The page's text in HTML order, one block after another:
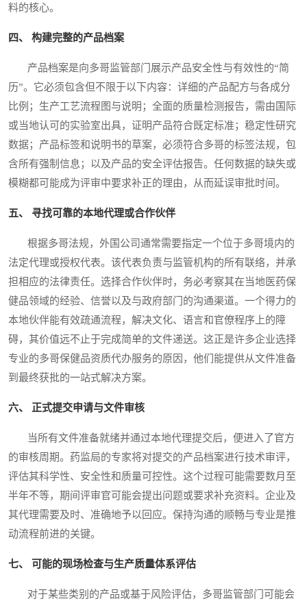
料的核心。
四、 构建完整的产品档案
产品档案是向多哥监管部门展示产品安全性与有效性的“简
历”。它必须包含但不限于以下内容：详细的产品配方与各成分
比例；生产工艺流程图与说明；全面的质量检测报告，需由国际
或当地认可的实验室出具，证明产品符合既定标准；稳定性研究
数据；产品标签和说明书的草案，必须符合多哥的标签法规，包
含所有强制信息；以及产品的安全评估报告。任何数据的缺失或
模糊都可能成为评审中要求补正的理由，从而延误审批时间。
五、 寻找可靠的本地代理或合作伙伴
根据多哥法规，外国公司通常需要指定一个位于多哥境内的
法定代理或授权代表。该代表负责与监管机构的所有联络，并承
担相应的法律责任。选择合作伙伴时，务必考察其在当地医药保
健品领域的经验、信誉以及与政府部门的沟通渠道。一个得力的
本地伙伴能有效疏通流程，解决文化、语言和官僚程序上的障
碍，其价值远不止于完成简单的文件递送。这正是许多企业选择
专业的多哥保健品资质代办服务的原因，他们能提供从文件准备
到最终获批的一站式解决方案。
六、 正式提交申请与文件审核
当所有文件准备就绪并通过本地代理提交后，便进入了官方
的审核周期。药监局的专家将对提交的产品档案进行技术审评，
评估其科学性、安全性和质量可控性。这个过程可能需要数月至
半年不等，期间评审官可能会提出问题或要求补充资料。企业及
其代理需要及时、准确地予以回应。保持沟通的顺畅与专业是推
动流程前进的关键。
七、 可能的现场检查与生产质量体系评估
对于某些类别的产品或基于风险评估，多哥监管部门可能会